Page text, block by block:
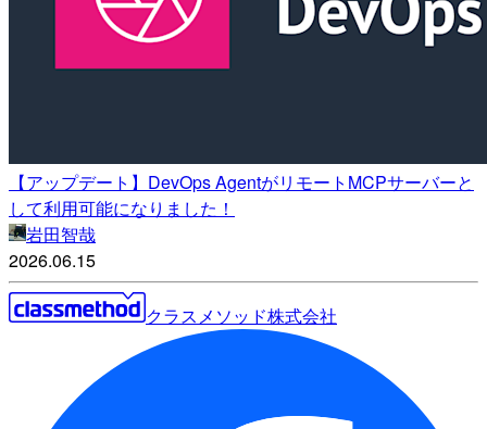
【アップデート】DevOps AgentがリモートMCPサーバーと
して利用可能になりました！
岩田智哉
2026.06.15
クラスメソッド株式会社